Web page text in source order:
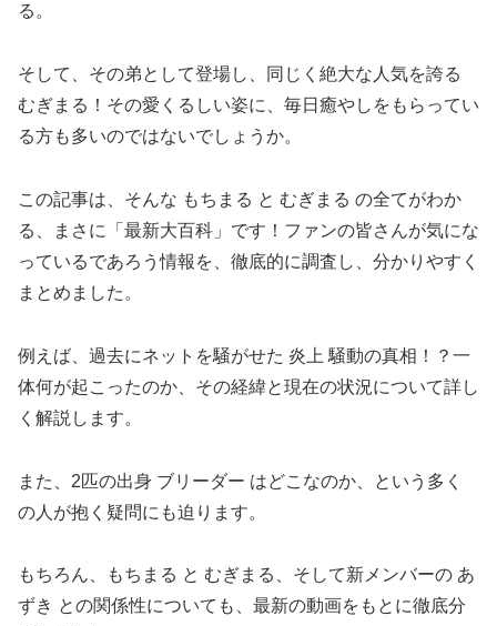
る。
そして、その弟として登場し、同じく絶大な人気を誇る
むぎまる！その愛くるしい姿に、毎日癒やしをもらってい
る方も多いのではないでしょうか。
この記事は、そんな もちまる と むぎまる の全てがわか
る、まさに「最新大百科」です！ファンの皆さんが気にな
っているであろう情報を、徹底的に調査し、分かりやすく
まとめました。
例えば、過去にネットを騒がせた 炎上 騒動の真相！？一
体何が起こったのか、その経緯と現在の状況について詳し
く解説します。
また、2匹の出身 ブリーダー はどこなのか、という多く
の人が抱く疑問にも迫ります。
もちろん、もちまる と むぎまる、そして新メンバーの あ
ずき との関係性についても、最新の動画をもとに徹底分